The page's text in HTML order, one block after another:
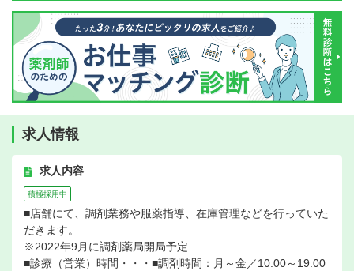
求人情報
求人内容
積極採用中
■店舗にて、調剤業務や服薬指導、在庫管理などを行っていた
だきます。
※2022年9月に調剤薬局開局予定
■診療（営業）時間・・・■調剤時間：月～金／10:00～19:00